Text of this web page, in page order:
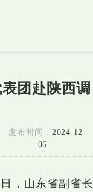
团赴陕西调
发布时间： 2024-12-
06
，山东省副省长